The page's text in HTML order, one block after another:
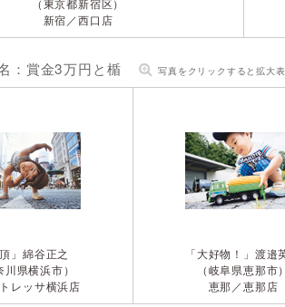
（東京都新宿区）
新宿／西口店
：賞金3万円と楯 写真をクリックすると拡大
」 綿谷正之
川県横浜市）
レッサ横浜店
「大好物！」 渡邉
（岐阜県恵那市）
恵那／恵那店